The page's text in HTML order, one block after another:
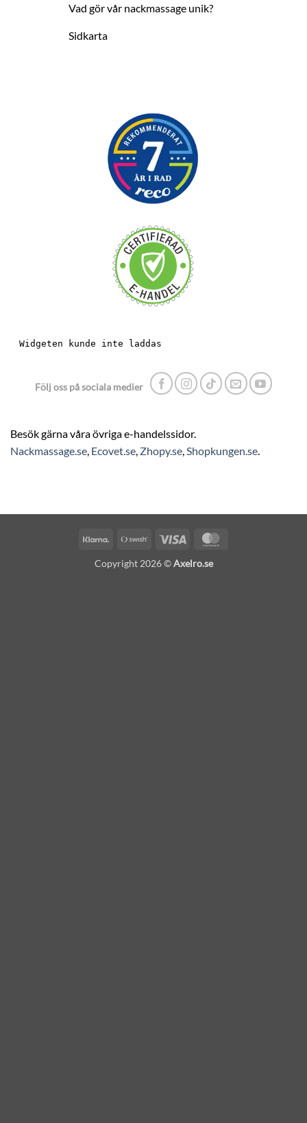
Vad gör vår nackmassage unik?
Sidkarta
Följ oss på sociala medier
Besök gärna våra övriga e-handelssidor.
Nackmassage.se Ecovet.se Zhopy.se Shopkungen.se
Klarna
Swish
Visa
Copyright 2026 ©Axelro.se